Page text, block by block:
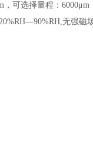
可选择量程：6000μm
无强磁